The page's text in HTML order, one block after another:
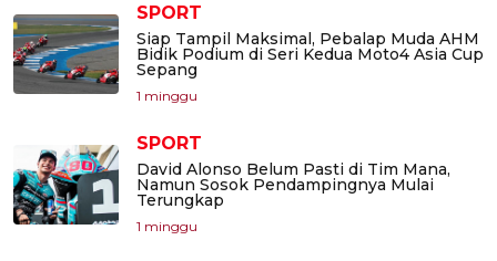
SPORT
Siap Tampil Maksimal, Pebalap Muda AHM
Bidik Podium di Seri Kedua Moto4 Asia Cup
Sepang
1 minggu
SPORT
David Alonso Belum Pasti di Tim Mana,
Namun Sosok Pendampingnya Mulai
Terungkap
1 minggu